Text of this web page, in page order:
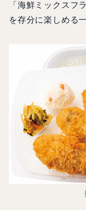
「海鮮ミックスフ
を存分に楽しめる